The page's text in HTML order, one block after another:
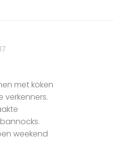
met koken
verkenners.
weekend